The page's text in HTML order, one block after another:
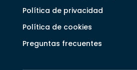
Política de privacidad
Política de cookies
Preguntas frecuentes